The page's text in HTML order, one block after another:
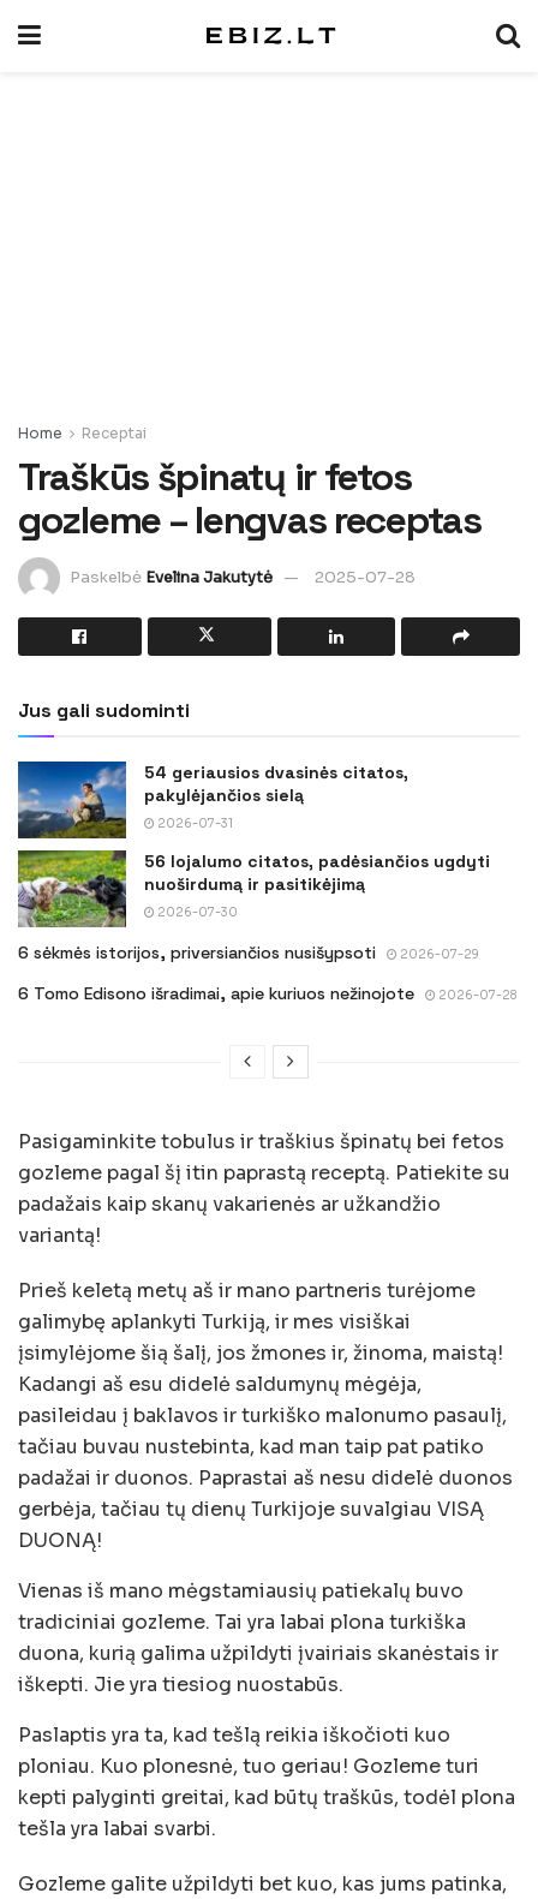
Home Receptai
Traškūs špinatų ir fetos
gozleme – lengvas receptas
Paskelbė Evelina Jakutytė 2025-07-28
Jus gali sudominti
54 geriausios dvasinės citatos,
pakylėjančios sielą
2026-07-31
56 lojalumo citatos, padėsiančios ugdyti
nuoširdumą ir pasitikėjimą
2026-07-30
6 sėkmės istorijos, priversiančios nusišypsoti 2026-07-29
6 Tomo Edisono išradimai, apie kuriuos nežinojote 2026-07-28
Pasigaminkite tobulus ir traškius špinatų bei fetos
gozleme pagal šį itin paprastą receptą. Patiekite su
padažais kaip skanų vakarienės ar užkandžio
variantą!
Prieš keletą metų aš ir mano partneris turėjome
galimybę aplankyti Turkiją, ir mes visiškai
įsimylėjome šią šalį, jos žmones ir, žinoma, maistą!
Kadangi aš esu didelė saldumynų mėgėja,
pasileidau į baklavos ir turkiško malonumo pasaulį,
tačiau buvau nustebinta, kad man taip pat patiko
padažai ir duonos. Paprastai aš nesu didelė duonos
gerbėja, tačiau tų dienų Turkijoje suvalgiau VISĄ
DUONĄ!
Vienas iš mano mėgstamiausių patiekalų buvo
tradiciniai gozleme. Tai yra labai plona turkiška
duona, kurią galima užpildyti įvairiais skanėstais ir
iškepti. Jie yra tiesiog nuostabūs.
Paslaptis yra ta, kad tešlą reikia iškočioti kuo
ploniau. Kuo plonesnė, tuo geriau! Gozleme turi
kepti palyginti greitai, kad būtų traškūs, todėl plona
tešla yra labai svarbi.
Gozleme galite užpildyti bet kuo, kas jums patinka,